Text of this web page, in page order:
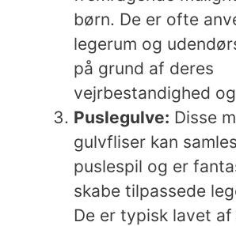
børn. De er ofte
legerum og
på grund af deres
vejrbestandighed
Puslegulve: Disse
gulvfliser kan
puslespil og er
skabe tilpassede
De er typisk lavet af